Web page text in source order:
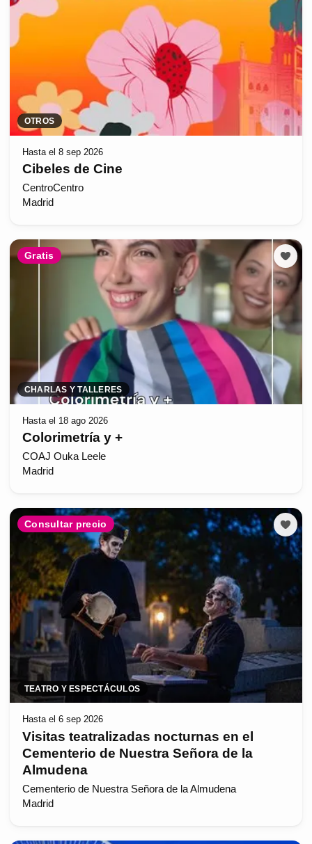
OTROS
Hasta el 8 sep 2026
Cibeles de Cine
CentroCentro
Madrid
Gratis
CHARLAS Y TALLERES
Hasta el 18 ago 2026
Colorimetría y +
COAJ Ouka Leele
Madrid
Consultar precio
TEATRO Y ESPECTÁCULOS
Hasta el 6 sep 2026
Visitas teatralizadas nocturnas en el
Cementerio de Nuestra Señora de la
Almudena
Cementerio de Nuestra Señora de la Almudena
Madrid